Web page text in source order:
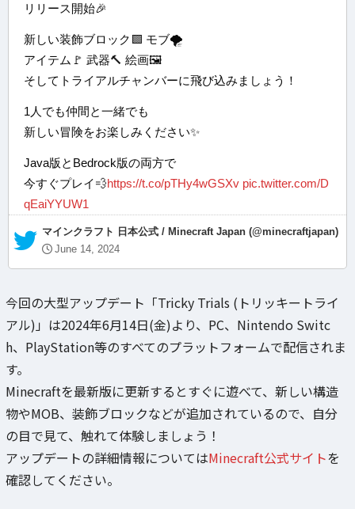
リリース開始🎉
新しい装飾ブロック🟩 モブ🌪️
アイテム🚩 武器🔨 絵画🖼️
そしてトライアルチャンバーに飛び込みましょう！
1人でも仲間と一緒でも
新しい冒険をお楽しみください✨
Java版とBedrock版の両方で
今すぐプレイ💨https://t.co/pTHy4wGSXv pic.twitter.com/D
qEaiYYUW1
— マインクラフト 日本公式 / Minecraft Japan (@minecraftjapan)
June 14, 2024
今回の大型アップデート「Tricky Trials (トリッキートライ
アル)」は2024年6月14日(金)より、PC、Nintendo Switc
h、PlayStation等のすべてのプラットフォームで配信されま
す。
Minecraftを最新版に更新するとすぐに遊べて、新しい構造
物やMOB、装飾ブロックなどが追加されているので、自分
の目で見て、触れて体験しましょう！
アップデートの詳細情報についてはMinecraft公式サイトを
確認してください。